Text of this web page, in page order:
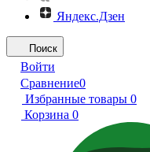
Яндекс.Дзен
Поиск
Войти
Сравнение0
Избранные товары 0
Корзина 0